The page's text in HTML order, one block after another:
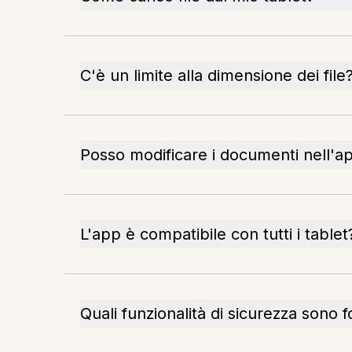
C'è un limite alla dimensione dei file?
Posso modificare i documenti
L'app è compatibile con tutti i
Quali funzionalità di sicurezza sono